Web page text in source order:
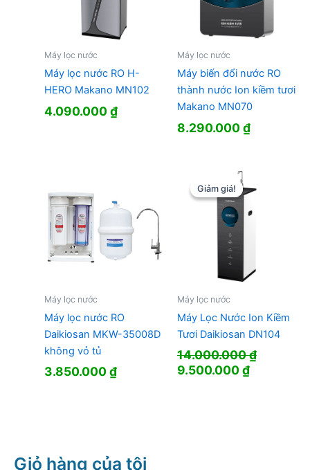
Máy lọc nước
Máy lọc nước RO H-
HERO Makano MN102
4.090.000₫
Máy lọc nước
Máy biến đổi nước RO
thành nước Ion kiềm tươi
Makano MN070
8.290.000₫
Máy lọc nước
Máy lọc nước RO
Daikiosan MKW-35008D
không vỏ tủ
3.850.000₫
Giảm giá!
Giảm giá!
Máy lọc nước
Máy Lọc Nước Ion Kiềm
Tươi Daikiosan DN104
14.000.000₫
Giá
9.500.000₫Giá
Giỏ hàng của tôi